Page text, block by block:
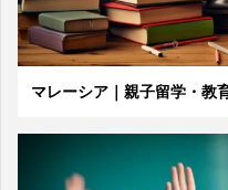
マレーシア｜親子留学・教